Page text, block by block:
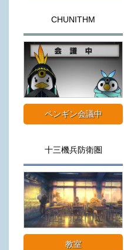
CHUNITHM
ペンギン会議中
十三機兵防衛圏
教室